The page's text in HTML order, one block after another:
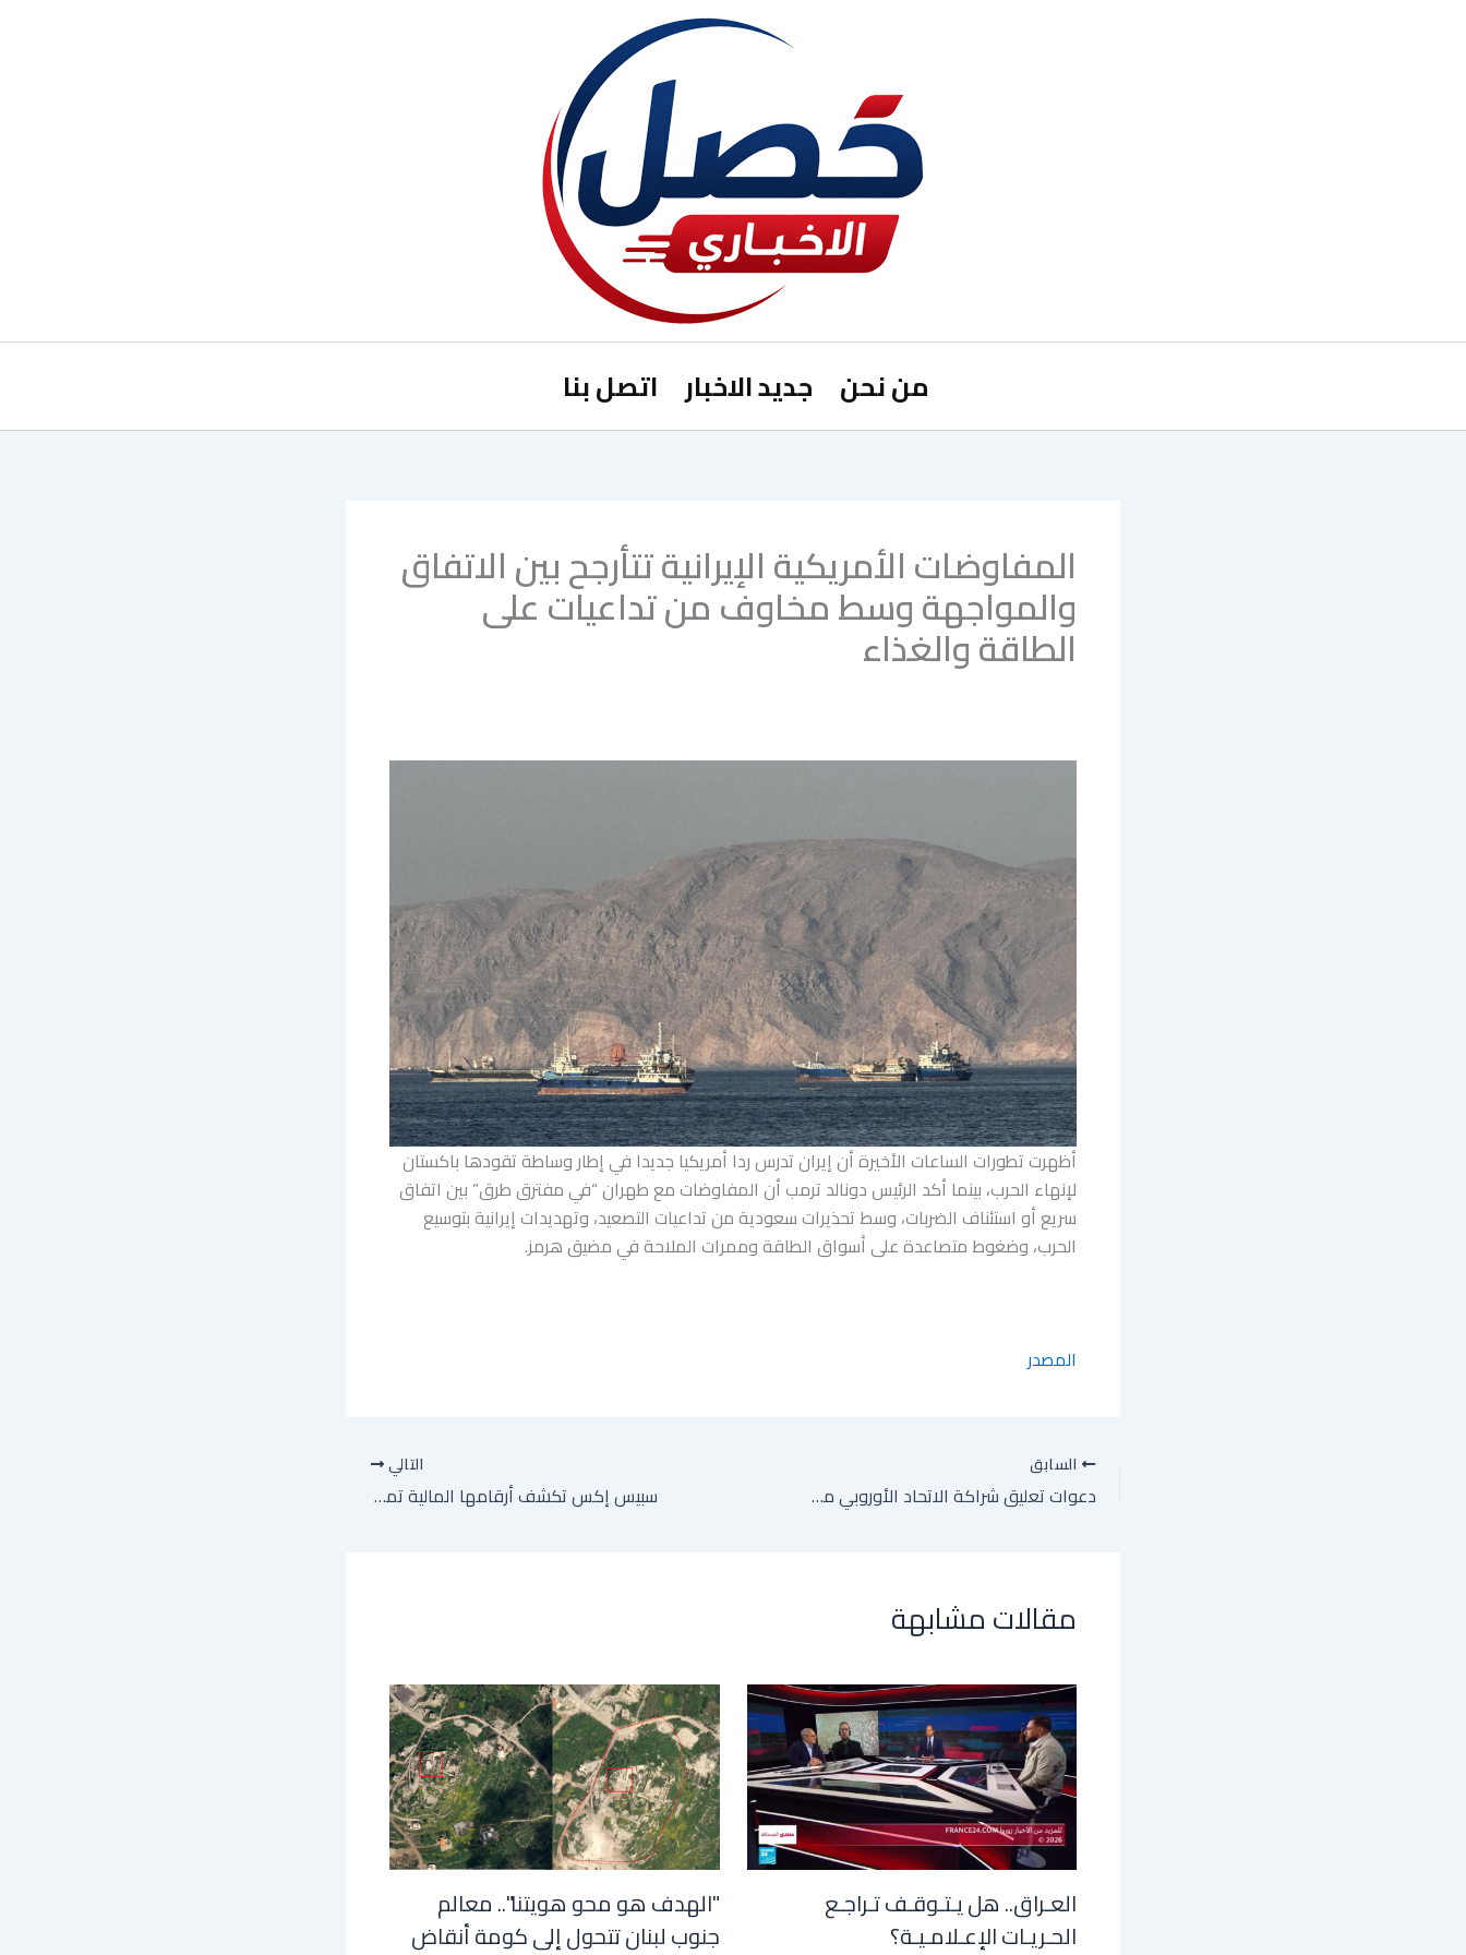
من نحن جديد الاخبار اتصل بنا
المفاوضات الأمريكية الإيرانية تتأرجح بين الاتفاق
والمواجهة وسط مخاوف من تداعيات على
الطاقة والغذاء
أظهرت تطورات الساعات الأخيرة أن إيران تدرس ردا أمريكيا جديدا في إطار وساطة تقودها باكستان
لإنهاء الحرب، بينما أكد الرئيس دونالد ترمب أن المفاوضات مع طهران “في مفترق طرق” بين اتفاق
سريع أو استئناف الضربات، وسط تحذيرات سعودية من تداعيات التصعيد، وتهديدات إيرانية بتوسيع
الحرب، وضغوط متصاعدة على أسواق الطاقة وممرات الملاحة في مضيق هرمز.
المصدر
السابق
دعوات تعليق شراكة الاتحاد الأوروبي مع إسرائيل تصطدم برفض ألمانيا وإيطاليا
التالي
سبيس إكس تكشف أرقامها المالية تمهيدا لاكتتاب قد يكون الأكبر بتاريخ وول ستريت
مقالات مشابهة
العـراق.. هل يـتـوقـف تـراجـع
الحـريـات الإعـلامـيـة؟
"الهدف هو محو هويتنا".. معالم
جنوب لبنان تتحول إلى كومة أنقاض